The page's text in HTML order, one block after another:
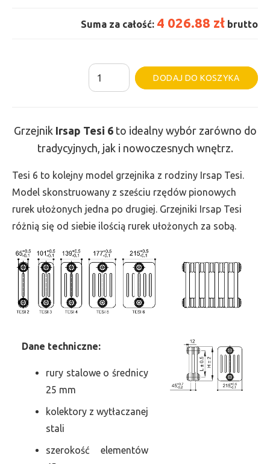
Suma za całość: 4 026.88 zł brutto
ilość
Grzejnik
wys.
1500,
szer.
495,
2850
DODAJ DO KOSZYKA
Grzejnik Irsap Tesi 6to idealny wybór zarówno do
tradycyjnych, jak i nowoczesnych wnętrz.
Tesi 6 to kolejny model grzejnika z rodziny Irsap Tesi.
Model skonstruowany z sześciu rzędów pionowych
rurek ułożonych jedna po drugiej. Grzejniki Irsap Tesi
różnią się od siebie ilością rurek ułożonych za sobą.
Dane techniczne:
rury stalowe o średnicy
25 mm
kolektory z wytłaczanej
stali
szerokość elementów